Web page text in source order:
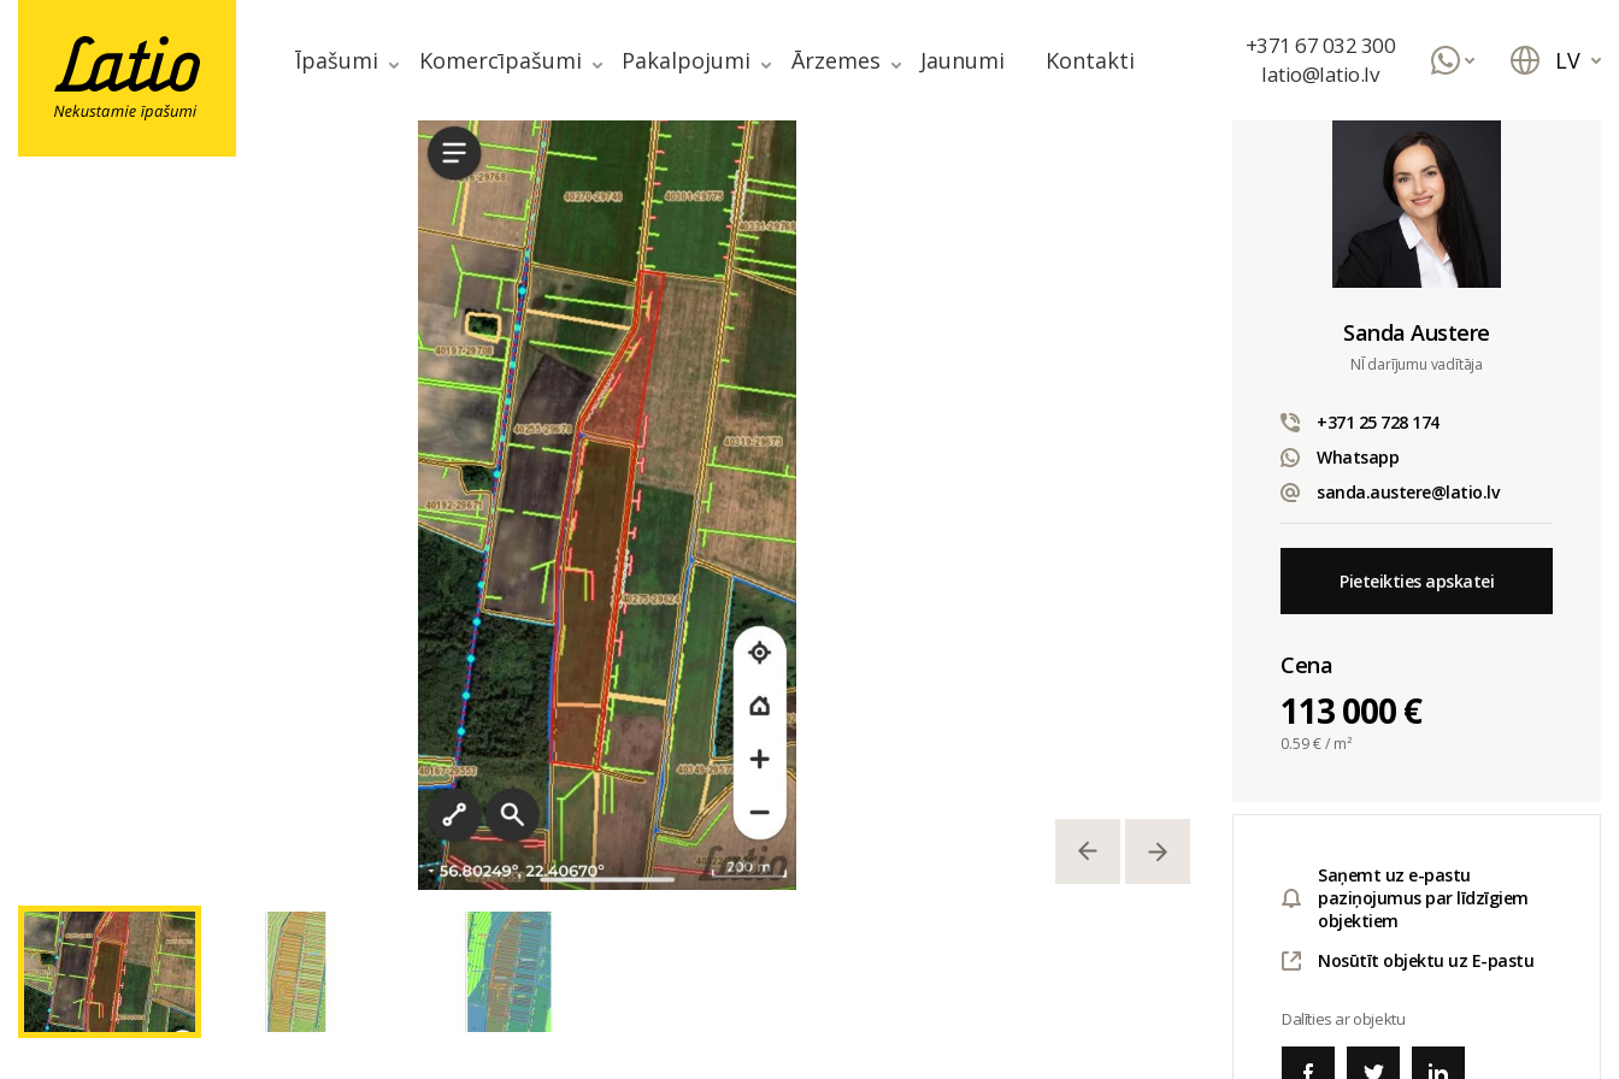
Īpašumi Komercīpašumi Pakalpojumi Ārzemes Jaunumi Kontakti
+371 67 032 300
latio@latio.lv
LV
Sanda Austere
NĪ darījumu vadītāja
+371 25 728 174
Whatsapp
sanda.austere@latio.lv
Pieteikties apskatei
Cena
113 000 €
0.59€ / m²
Saņemt uz e-pastu
paziņojumus par līdzīgiem
objektiem
Nosūtīt objektu uz E-pastu
Dalīties ar objektu